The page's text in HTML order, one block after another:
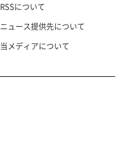
RSSについて
ニュース提供先について
当メディアについて